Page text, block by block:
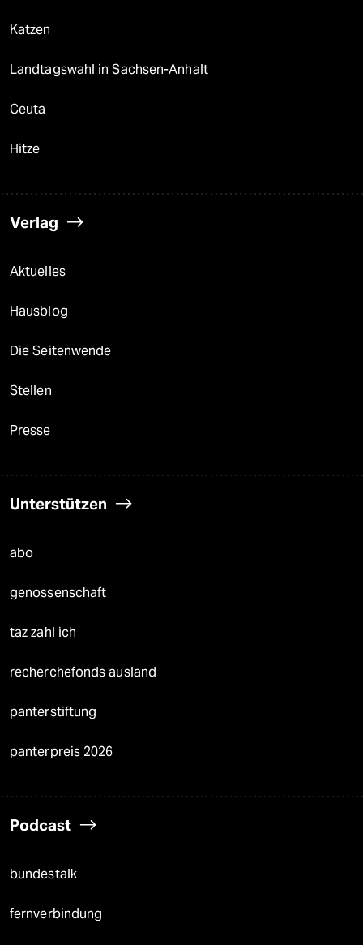
Katzen
Landtagswahl in Sachsen-Anhalt
Ceuta
Hitze
Verlag
Aktuelles
Hausblog
Die Seitenwende
Stellen
Presse
Unterstützen
abo
genossenschaft
taz zahl ich
recherchefonds ausland
panterstiftung
panterpreis 2026
Podcast
bundestalk
fernverbindung